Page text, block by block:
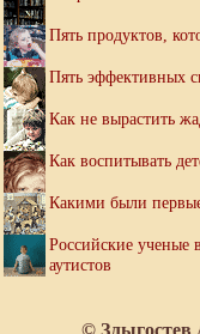
Пять продуктов,
Пять эффективных
Как не вырастить
Как воспитывать
Какими были
Российские ученые
аутистов